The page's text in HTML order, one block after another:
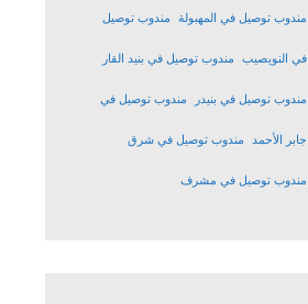
مندوب توصيل في المهبولة مندوب توصيل
في النويصيب مندوب توصيل في بنيد القار
مندوب توصيل في بنيدر مندوب توصيل في
جابر الأحمد مندوب توصيل في شرق
مندوب توصيل في مشرف